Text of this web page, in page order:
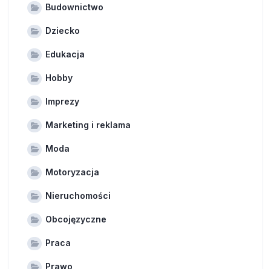
Budownictwo
Dziecko
Edukacja
Hobby
Imprezy
Marketing i reklama
Moda
Motoryzacja
Nieruchomości
Obcojęzyczne
Praca
Prawo